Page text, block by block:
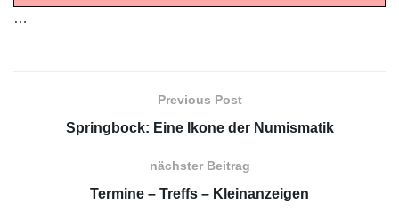
…
Previous Post
Springbock: Eine Ikone der Numismatik
nächster Beitrag
Termine – Treffs – Kleinanzeigen